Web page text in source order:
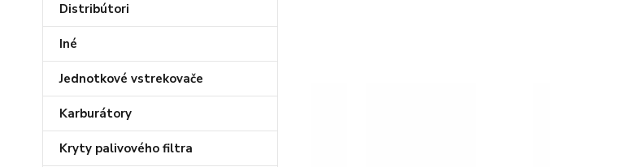
Distribútori
Iné
Jednotkové vstrekovače
Karburátory
Kryty palivového filtra